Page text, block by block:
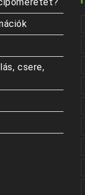
csere,